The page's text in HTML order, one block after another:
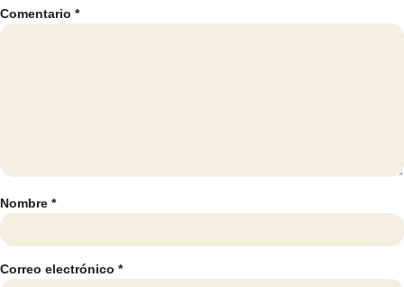
Comentario *
Nombre *
Correo electrónico *